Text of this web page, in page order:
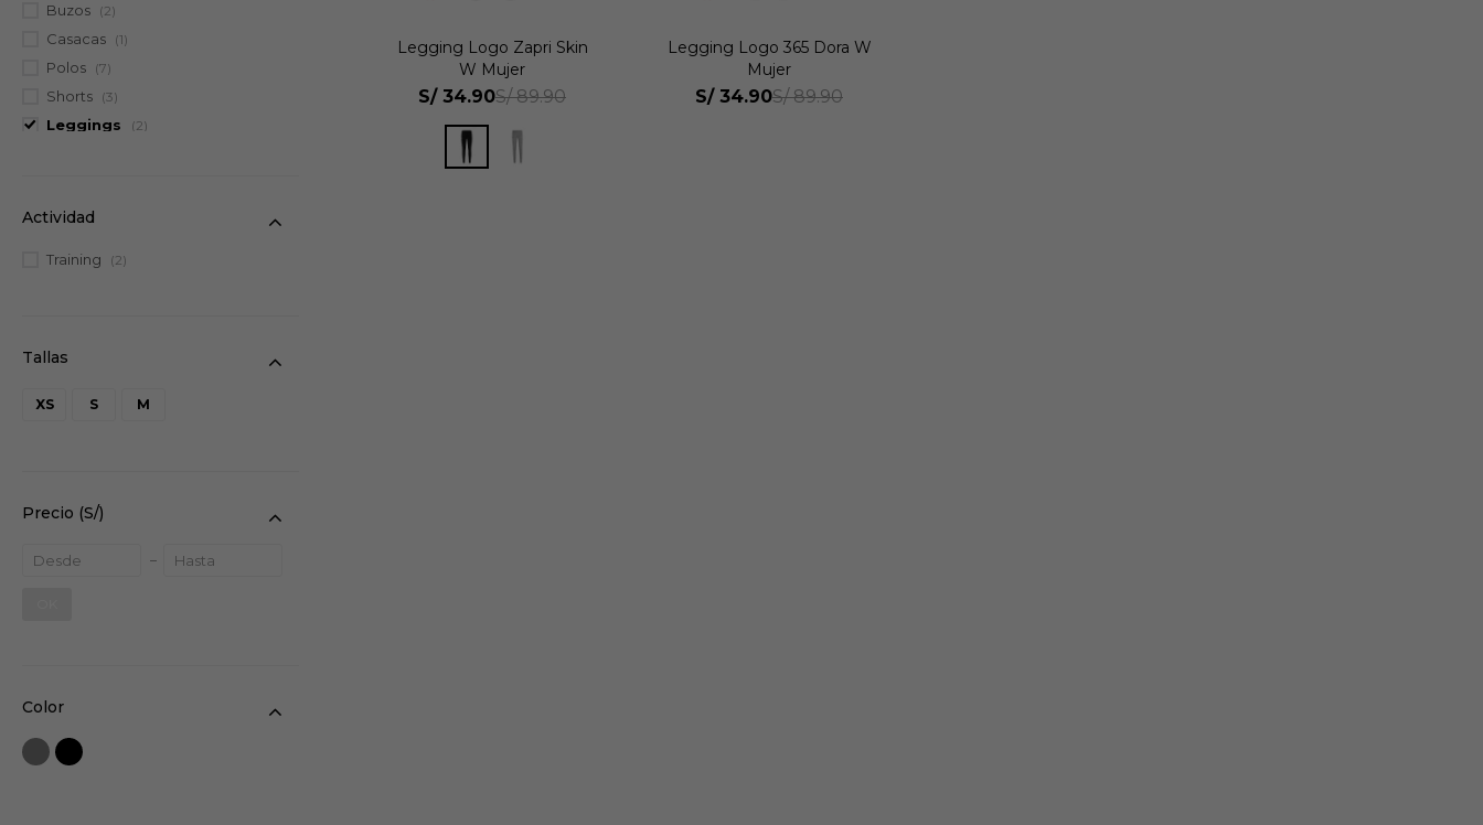
Legging Logo Zapri Skin
W Mujer
S/ 34.90S/ 89.90
Legging Logo 365 Dora W
Mujer
S/ 34.90S/ 89.90
Buzos (2)
Casacas (1)
Polos (7)
Shorts (3)
Leggings (2)
XS S M
Precio (S/)
Color
Actividad
Training (2)